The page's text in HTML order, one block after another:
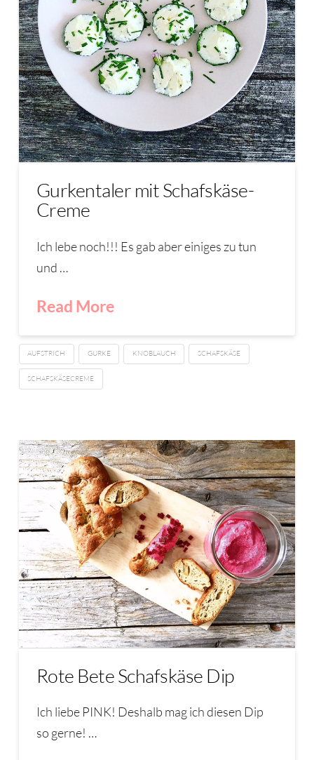
Gurkentaler mit Schafskäse-
Creme
Ich lebe noch!!! Es gab aber einiges zu tun
und …
Read More
AUFSTRICH GURKE KNOBLAUCH SCHAFSKÄSE
SCHAFSKÄSECREME
Rote Bete Schafskäse Dip
Ich liebe PINK! Deshalb mag ich diesen Dip
so gerne! …